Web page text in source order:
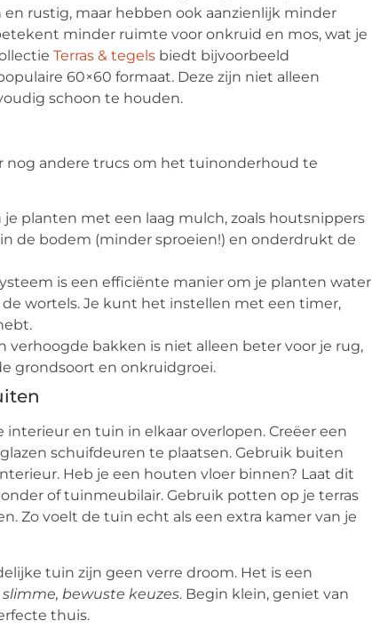
rustig, maar hebben ook aanzienlijk minder
minder ruimte voor onkruid en mos, wat je
Terras & tegels biedt bijvoorbeeld
60×60 formaat. Deze zijn niet alleen
schoon te houden.
nog andere trucs om het tuinonderhoud te
planten met een laag mulch, zoals houtsnippers
de bodem (minder sproeien!) en onderdrukt de
is een efficiënte manier om je planten water
wortels. Je kunt het instellen met een timer,
verhoogde bakken is niet alleen beter voor je rug,
grondsoort en onkruidgroei.
en tuin in elkaar overlopen. Creëer een
schuifdeuren te plaatsen. Gebruik buiten
Heb je een houten vloer binnen? Laat dit
of tuinmeubilair. Gebruik potten op je terras
Zo voelt de tuin echt als een extra kamer van je
tuin zijn geen verre droom. Het is een
slimme, bewuste keuzes. Begin klein, geniet van
thuis.